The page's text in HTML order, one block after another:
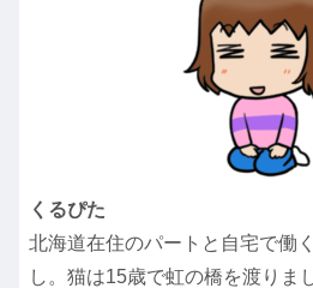
くるぴた
北海道在住のパートと自宅で働
し。猫は15歳で虹の橋を渡りま